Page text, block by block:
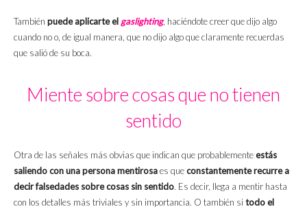
También puede aplicarte elgaslighting, haciéndote creer que dijo algo
cuando no o, de igual manera, que no dijo algo que claramente recuerdas
que salió de su boca.
Miente sobre cosas que no tienen
sentido
Otra de las señales más obvias que indican que probablementeestás
saliendo con una persona mentirosaes queconstantemente recurre a
decir falsedades sobre cosas sin sentido. Es decir, llega a mentir hasta
con los detalles más triviales y sin importancia. O también si todo el